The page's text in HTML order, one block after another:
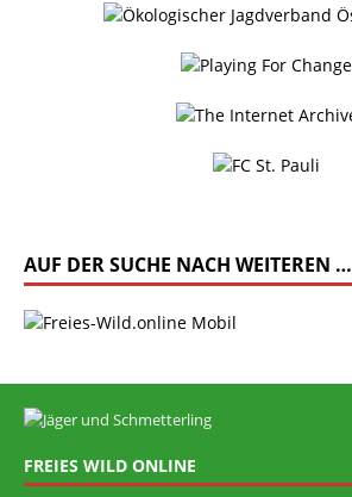
AUF DER SUCHE NACH WEITEREN …
FREIES WILD ONLINE